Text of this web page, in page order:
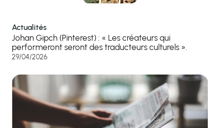
Actualités
Johan Gipch (Pinterest) : « Les créateurs qui
performeront seront des traducteurs culturels ».
29/04/2026